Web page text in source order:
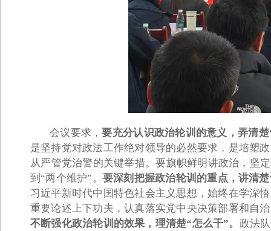
会议要求 ，要充分认识政治轮训的意义，弄清
是坚持党对政法工作绝对领导的必然要求，是培塑
从严管党治警的关键举措。要旗帜鲜明讲政治，坚
到“两个维护”。 要深刻把握政治轮训的重点，讲清
习近平新时代中国特色社会主义思想，始终在学深
重要论述上下功夫，认真落实党中央决策部署和自
不断强化政治轮训的效果，理清楚“怎么干”。 政法